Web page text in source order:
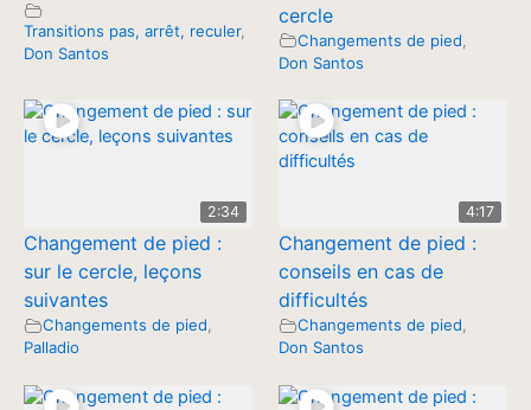
Transitions pas, arrêt, reculer,
Don Santos
cercle
Changements de pied
Don Santos
2:34
Changement de pied :
sur le cercle, leçons
suivantes
Changements de pied
Palladio
4:17
Changement de pied :
conseils en cas de
difficultés
Changements de pied
Don Santos